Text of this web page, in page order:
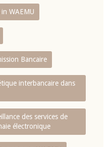
WAEMU
Bancaire
interbancaire dans
des services de
électronique